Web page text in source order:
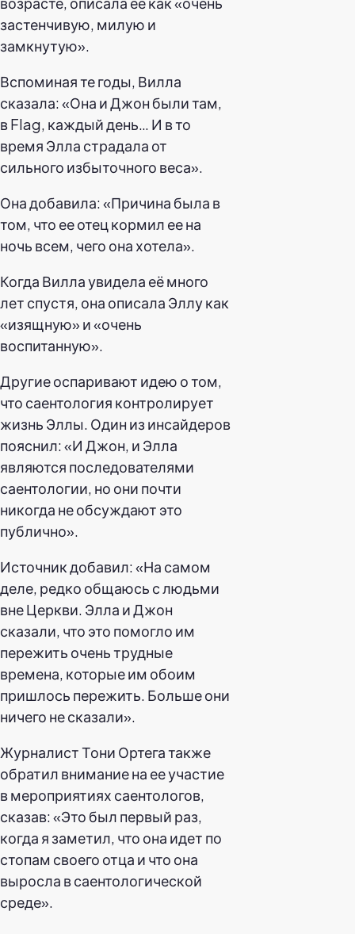
застенчивую, милую и
замкнутую».
Вспоминая те годы, Вилла
сказала: «Она и Джон были там,
в Flag, каждый день… И в то
время Элла страдала от
сильного избыточного веса».
Она добавила: «Причина была в
том, что ее отец кормил ее на
ночь всем, чего она хотела».
Когда Вилла увидела её много
лет спустя, она описала Эллу как
«изящную» и «очень
воспитанную».
Другие оспаривают идею о том,
что саентология контролирует
жизнь Эллы. Один из инсайдеров
пояснил: «И Джон, и Элла
являются последователями
саентологии, но они почти
никогда не обсуждают это
публично».
Источник добавил: «На самом
деле, редко общаюсь с людьми
вне Церкви. Элла и Джон
сказали, что это помогло им
пережить очень трудные
времена, которые им обоим
пришлось пережить. Больше они
ничего не сказали».
Журналист Тони Ортега также
обратил внимание на ее участие
в мероприятиях саентологов,
сказав: «Это был первый раз,
когда я заметил, что она идет по
стопам своего отца и что она
выросла в саентологической
среде».